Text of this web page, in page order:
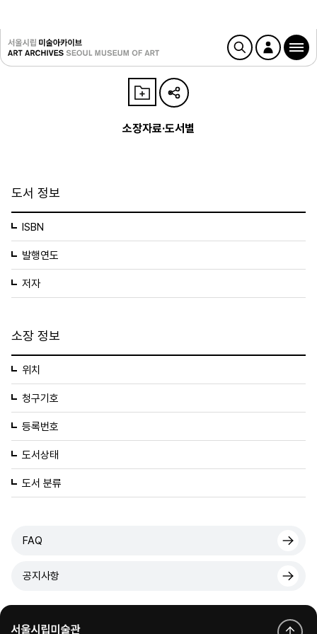
소장자료·도서별
도서 정보
ISBN
발행연도
저자
소장 정보
위치
청구기호
등록번호
도서상태
도서 분류
FAQ
공지사항